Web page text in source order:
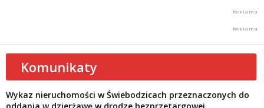
Komunikaty
Wykaz nieruchomości w Świebodzicach przeznaczonych do